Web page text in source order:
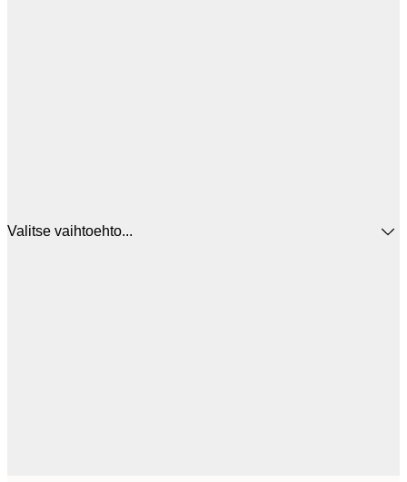
Valitse vaihtoehto...